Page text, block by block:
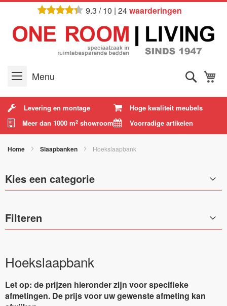
Ga
naar
de
inhoud
9.3 / 10 | 24waarderingen
Menu Zoek
Levering en montage
Hoge kwaliteit meubels
Meer dan 1000 m2 showroom Voorradige artikelen
Home Slaapbanken Hoekslaapbank
Hoekslaapbank
Let op: de prijzen hieronder zijn voor specifieke
afmetingen. De prijs voor uw gewenste afmeting kan
Kies een categorie
Filteren